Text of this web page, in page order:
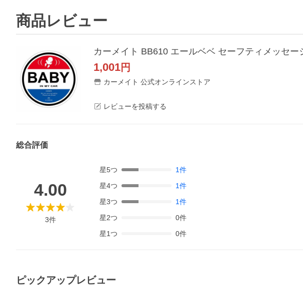
商品レビュー
1,001円
カーメイト 公式オンラインストア
レビューを投稿する
総合評価
4.00
3件
星5つ 1件
星4つ 1件
星3つ 1件
星2つ 0件
星1つ 0件
ピックアップレビュー